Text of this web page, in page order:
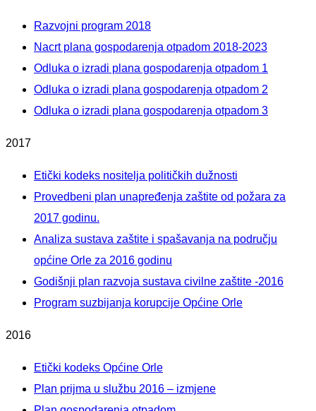
Razvojni program 2018
Nacrt plana gospodarenja otpadom 2018-2023
Odluka o izradi plana gospodarenja otpadom 1
Odluka o izradi plana gospodarenja otpadom 2
Odluka o izradi plana gospodarenja otpadom 3
2017
Etički kodeks nositelja političkih dužnosti
Provedbeni plan unapređenja zaštite od požara za
2017 godinu.
Analiza sustava zaštite i spašavanja na području
općine Orle za 2016 godinu
Godišnji plan razvoja sustava civilne zaštite -2016
Program suzbijanja korupcije Općine Orle
2016
Etički kodeks Općine Orle
Plan prijma u službu 2016 – izmjene